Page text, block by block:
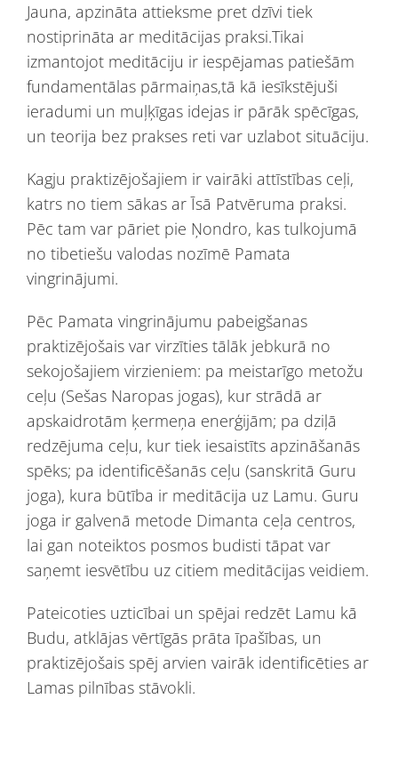
Jauna, apzināta attieksme pret dzīvi tiek
nostiprināta ar meditācijas praksi.Tikai
izmantojot meditāciju ir iespējamas patiešām
fundamentālas pārmaiņas,tā kā iesīkstējuši
ieradumi un muļķīgas idejas ir pārāk spēcīgas,
un teorija bez prakses reti var uzlabot situāciju.
Kagju praktizējošajiem ir vairāki attīstības ceļi,
katrs no tiem sākas ar Īsā Patvēruma praksi.
Pēc tam var pāriet pie Ņondro, kas tulkojumā
no tibetiešu valodas nozīmē Pamata
vingrinājumi.
Pēc Pamata vingrinājumu pabeigšanas
praktizējošais var virzīties tālāk jebkurā no
sekojošajiem virzieniem: pa meistarīgo metožu
ceļu (Sešas Naropas jogas), kur strādā ar
apskaidrotām ķermeņa enerģijām; pa dziļā
redzējuma ceļu, kur tiek iesaistīts apzināšanās
spēks; pa identificēšanās ceļu (sanskritā Guru
joga), kura būtība ir meditācija uz Lamu. Guru
joga ir galvenā metode Dimanta ceļa centros,
lai gan noteiktos posmos budisti tāpat var
saņemt iesvētību uz citiem meditācijas veidiem.
Pateicoties uzticībai un spējai redzēt Lamu kā
Budu, atklājas vērtīgās prāta īpašības, un
praktizējošais spēj arvien vairāk identificēties ar
Lamas pilnības stāvokli.